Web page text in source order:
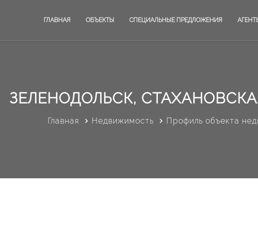
ГЛАВНАЯ ОБЪЕКТЫ СПЕЦИАЛЬНЫЕ ПРЕДЛОЖЕНИЯ
ЗЕЛЕНОДОЛЬСК,
Главная Недвижимость Профиль объекта